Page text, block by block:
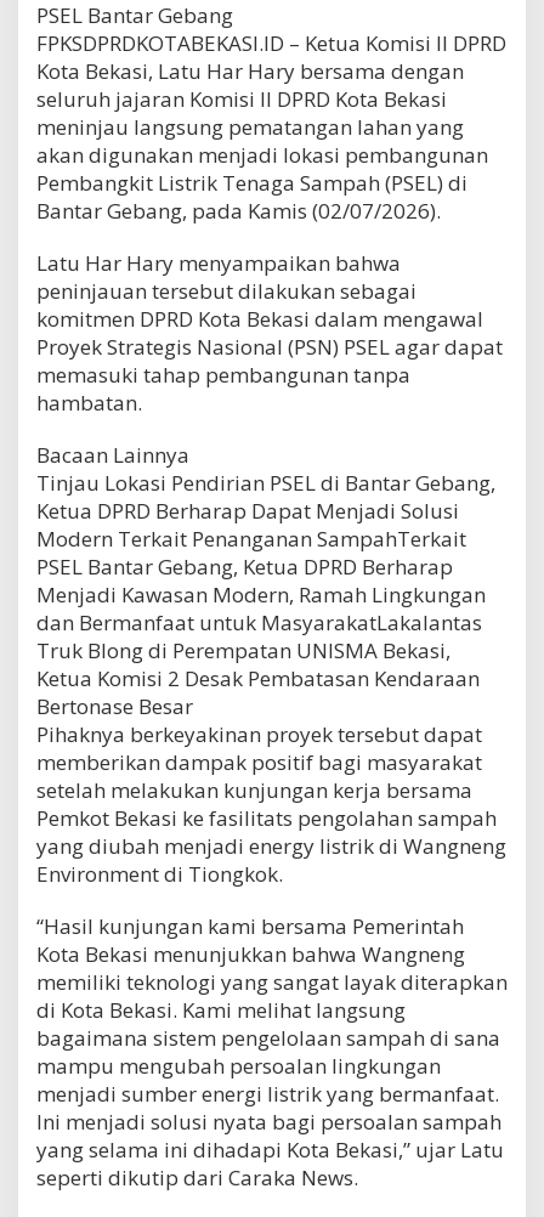
PSEL Bantar Gebang
FPKSDPRDKOTABEKASI.ID – Ketua Komisi II DPRD
Kota Bekasi, Latu Har Hary bersama dengan
seluruh jajaran Komisi II DPRD Kota Bekasi
meninjau langsung pematangan lahan yang
akan digunakan menjadi lokasi pembangunan
Pembangkit Listrik Tenaga Sampah (PSEL) di
Bantar Gebang, pada Kamis (02/07/2026).
Latu Har Hary menyampaikan bahwa
peninjauan tersebut dilakukan sebagai
komitmen DPRD Kota Bekasi dalam mengawal
Proyek Strategis Nasional (PSN) PSEL agar dapat
memasuki tahap pembangunan tanpa
hambatan.
Bacaan Lainnya
Tinjau Lokasi Pendirian PSEL di Bantar Gebang,
Ketua DPRD Berharap Dapat Menjadi Solusi
Modern Terkait Penanganan SampahTerkait
PSEL Bantar Gebang, Ketua DPRD Berharap
Menjadi Kawasan Modern, Ramah Lingkungan
dan Bermanfaat untuk MasyarakatLakalantas
Truk Blong di Perempatan UNISMA Bekasi,
Ketua Komisi 2 Desak Pembatasan Kendaraan
Bertonase Besar
Pihaknya berkeyakinan proyek tersebut dapat
memberikan dampak positif bagi masyarakat
setelah melakukan kunjungan kerja bersama
Pemkot Bekasi ke fasilitats pengolahan sampah
yang diubah menjadi energy listrik di Wangneng
Environment di Tiongkok.
“Hasil kunjungan kami bersama Pemerintah
Kota Bekasi menunjukkan bahwa Wangneng
memiliki teknologi yang sangat layak diterapkan
di Kota Bekasi. Kami melihat langsung
bagaimana sistem pengelolaan sampah di sana
mampu mengubah persoalan lingkungan
menjadi sumber energi listrik yang bermanfaat.
Ini menjadi solusi nyata bagi persoalan sampah
yang selama ini dihadapi Kota Bekasi,” ujar Latu
seperti dikutip dari Caraka News.